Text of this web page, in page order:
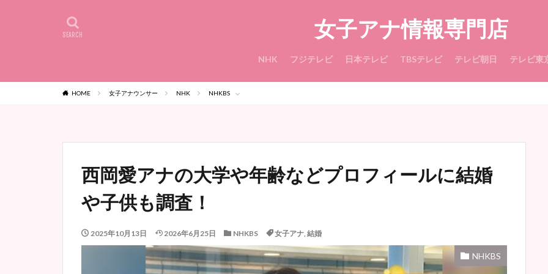
女子アナ情報専門店
NHK フジテレビ 日本テレビ TBSテレビ テレビ朝日 テレビ東
HOME 女子アナウンサー NHK NHKBS
西岡愛アナの大学や年齢などプロフィールに結婚
や子供も調査！
2025年10月13日 2026年6月25日 NHKBS 女子アナ, 結婚
NHKBS